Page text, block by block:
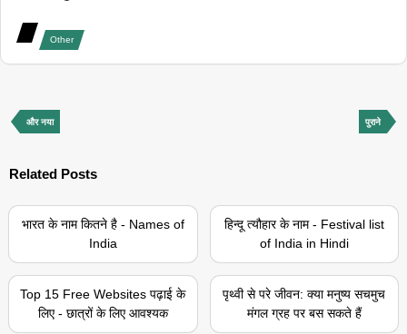
Other
और नया पुराने
Related Posts
भारत के नाम कितने है - Names of
India
हिन्दू त्यौहार के नाम - Festival list
of India in Hindi
Top 15 Free Websites पढ़ाई के
लिए - छात्रों के लिए आवश्यक
पृथ्वी से परे जीवन: क्या मनुष्य सचमुच
मंगल ग्रह पर बस सकते हैं